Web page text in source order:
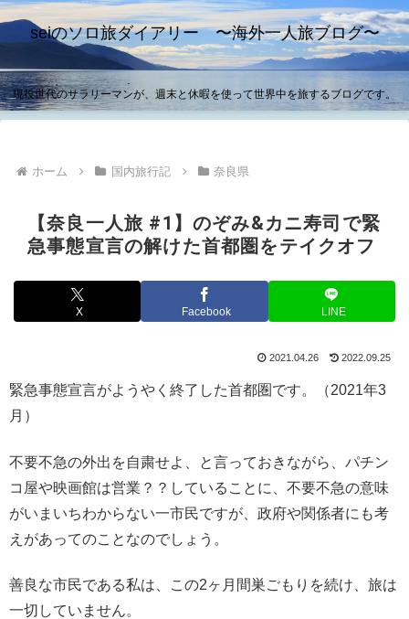
seiのソロ旅ダイアリー 〜海外一人旅ブログ〜
現役世代のサラリーマンが、週末と休暇を使って世界中を旅するブログです。
ホーム 国内旅行記 奈良県
【奈良一人旅 #1】のぞみ&カニ寿司で緊
急事態宣言の解けた首都圏をテイクオフ
X Facebook LINE
2021.04.26 2022.09.25
緊急事態宣言がようやく終了した首都圏です。（2021年3
月）
不要不急の外出を自粛せよ、と言っておきながら、パチン
コ屋や映画館は営業？？していることに、不要不急の意味
がいまいちわからない一市民ですが、政府や関係者にも考
えがあってのことなのでしょう。
善良な市民である私は、この2ヶ月間巣ごもりを続け、旅は
一切していません。